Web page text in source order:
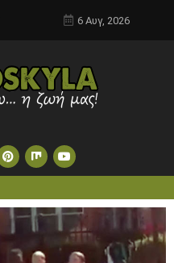
6 Αυγ, 2026